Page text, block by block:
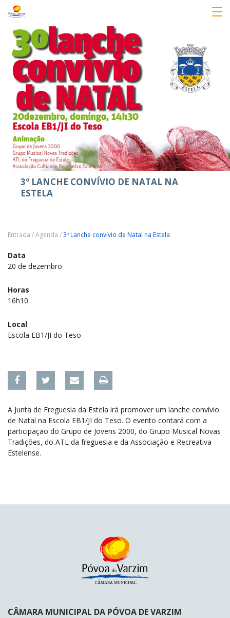
3º LANCHE CONVÍVIO DE NATAL NA
ESTELA
Entrada /Agenda /3º Lanche convívio de Natal na Estela
Data
20 de dezembro
Horas
16h10
Local
Escola EB1/JI do Teso
A Junta de Freguesia da Estela irá promover um lanche convívio
de Natal na Escola EB1/JI do Teso. O evento contará com a
participação do Grupo de Jovens 2000, do Grupo Musical Novas
Tradições, do ATL da freguesia e da Associação e Recreativa
Estelense.
CÂMARA MUNICIPAL DA PÓVOA DE VARZIM